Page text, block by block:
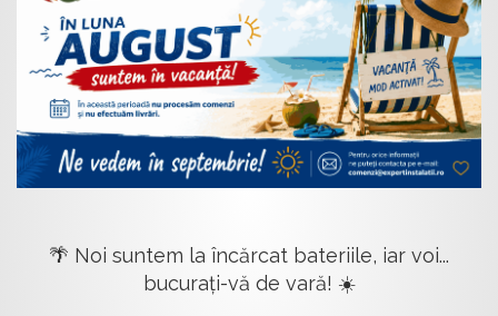
🌴 Noi suntem la încărcat bateriile, iar voi...
bucurați-vă de vară! ☀️